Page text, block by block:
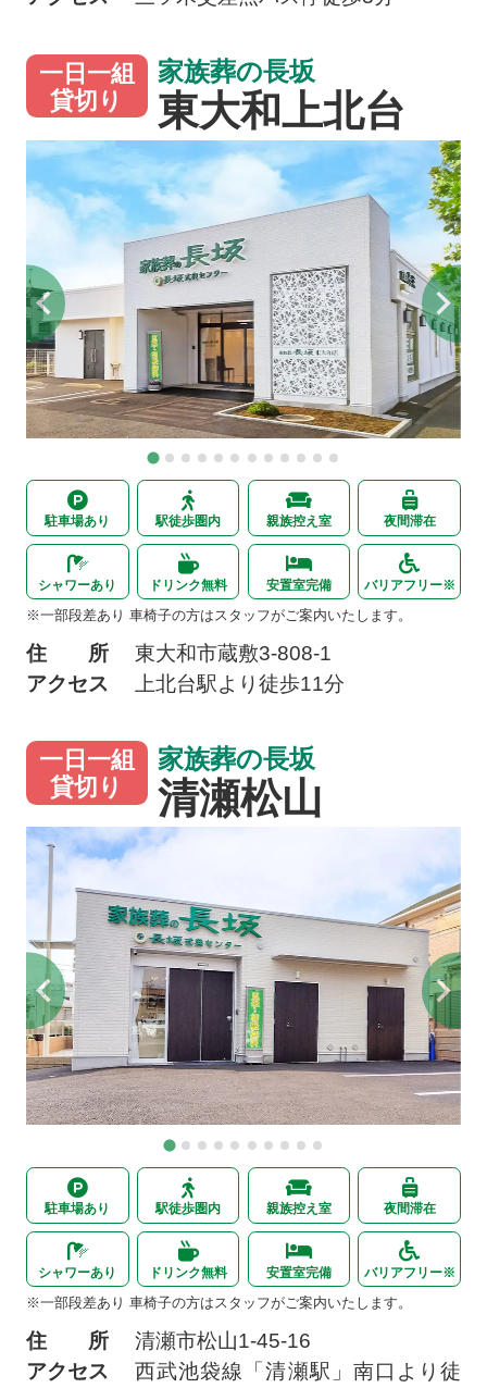
一日一組
貸切り
家族葬の長坂
東大和上北台
駐車場あり 駅徒歩圏内 親族控え室 夜間滞在
シャワーあり ドリンク無料 安置室完備 バリアフリー※
※一部段差あり 車椅子の方はスタッフがご案内いたします。
住 所 東大和市蔵敷3-808-1
アクセス
上北台駅より徒歩11分
一日一組
貸切り
家族葬の長坂
清瀬松山
駐車場あり 駅徒歩圏内 親族控え室 夜間滞在
シャワーあり ドリンク無料 安置室完備 バリアフリー※
※一部段差あり 車椅子の方はスタッフがご案内いたします。
住 所 清瀬市松山1-45-16
アクセス
西武池袋線「清瀬駅」南口より徒